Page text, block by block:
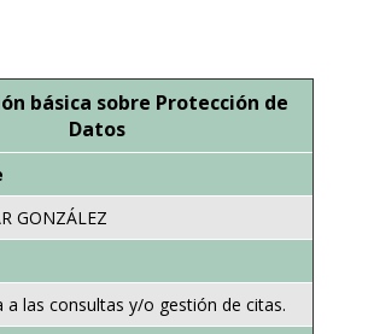
básica sobre Protección de
Datos
GONZÁLEZ
a las consultas y/o gestión de citas.